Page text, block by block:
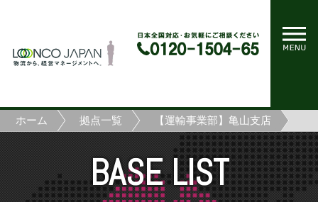
ホーム 拠点一覧 【運輸事業部】亀山支店
BASE LIST